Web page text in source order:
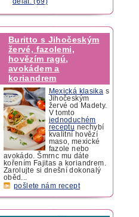
Buritto s Jihočeským
žervé, fazolemi,
hovězím ragú,
avokádem a
koriandrem
Mexická klasika s
Jihočeským
žervé od Madety.
V tomto
jednoduchém
receptu nechybí
kvalitní hovězí
maso, mexické
fazole nebo
avokádo. Šmrnc mu dáte
kořením Fajitas a koriandrem.
Zarolujte si dnešní dokonalý
oběd...
pošlete nám recept